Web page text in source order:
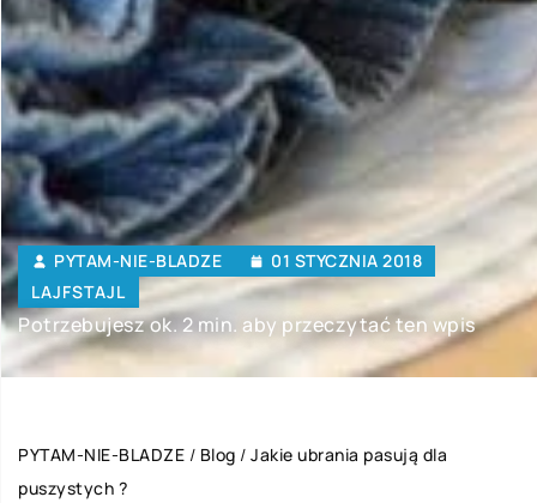
PYTAM-NIE-BLADZE
01 STYCZNIA 2018
LAJFSTAJL
Potrzebujesz ok. 2 min. aby przeczytać ten wpis
PYTAM-NIE-BLADZE / Blog / Jakie ubrania pasują dla
puszystych ?